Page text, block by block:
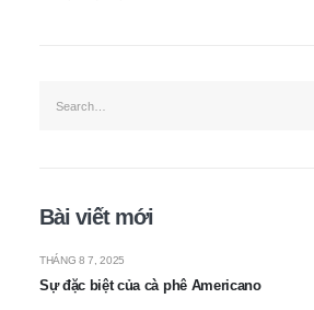
Bài viết mới
Sự đặc biệt của cà phê Americano
THÁNG 8 7, 2025